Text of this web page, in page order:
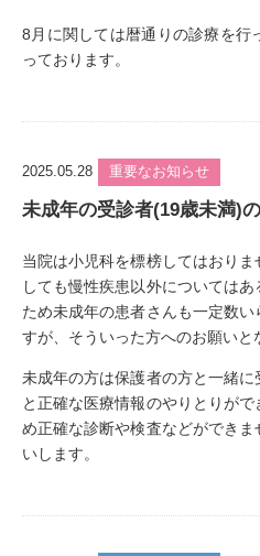
8月に関しては暦通りの診療を行
っております。
2025.05.28 重要なお知らせ
未成年の受診者(19歳未満)
当院は小児科を標榜してはおり
しても慢性疾患以外については
ため未成年の患者さんも一定数
すが、そういった方へのお願いと
未成年の方は保護者の方と一緒
と正確な医療情報のやりとりが
め正確な診断や検査などができ
いします。